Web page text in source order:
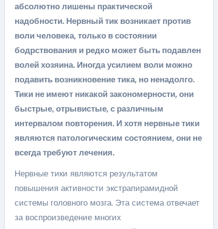
абсолютно лишены практической
надобности. Нервный тик возникает против
воли человека, только в состоянии
бодрствования и редко может быть подавлен
волей хозяина. Иногда усилием воли можно
подавить возникновение тика, но ненадолго.
Тики не имеют никакой закономерности, они
быстрые, отрывистые, с различным
интервалом повторения. И хотя нервные тики
являются патологическим состоянием, они не
всегда требуют лечения.
Нервные тики являются результатом
повышения активности экстрапирамидной
системы головного мозга. Эта система отвечает
за воспроизведение многих